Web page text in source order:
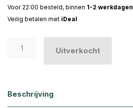
Voor 22:00 besteld, binnen 1-2 werkdagen
Veilig betalen met iDeal
Uitverkocht
Beschrijving